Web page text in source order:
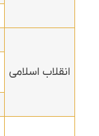
انقلاب اسلامی